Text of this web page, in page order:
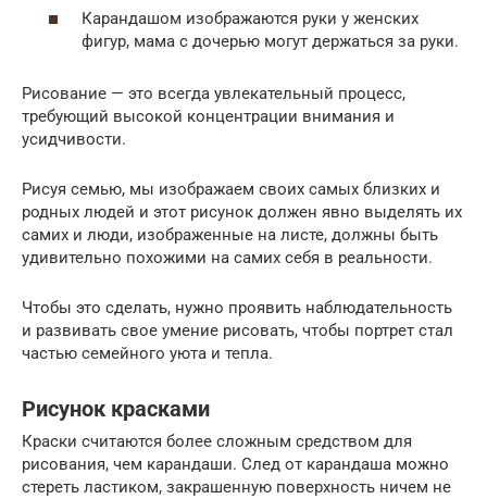
Карандашом изображаются руки у женских
фигур, мама с дочерью могут держаться за руки.
Рисование — это всегда увлекательный процесс,
требующий высокой концентрации внимания и
усидчивости.
Рисуя семью, мы изображаем своих самых близких и
родных людей и этот рисунок должен явно выделять их
самих и люди, изображенные на листе, должны быть
удивительно похожими на самих себя в реальности.
Чтобы это сделать, нужно проявить наблюдательность
и развивать свое умение рисовать, чтобы портрет стал
частью семейного уюта и тепла.
Рисунок красками
Краски считаются более сложным средством для
рисования, чем карандаши. След от карандаша можно
стереть ластиком, закрашенную поверхность ничем не